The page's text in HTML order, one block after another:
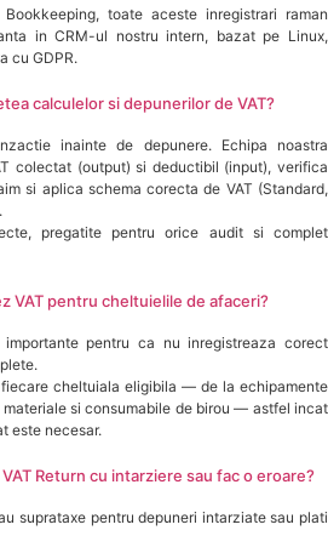
toate aceste inregistrari raman
in CRM-ul nostru intern, bazat pe Linux,
cu GDPR.
calculelor si depunerilor de VAT?
inainte de depunere. Echipa noastra
colectat (output) si deductibil (input), verifica
si aplica schema corecta de VAT (Standard,
pregatite pentru orice audit si complet
VAT pentru cheltuielile de afaceri?
pentru ca nu inregistreaza corect
cheltuiala eligibila — de la echipamente
si consumabile de birou — astfel incat
este necesar.
Return cu intarziere sau fac o eroare?
suprataxe pentru depuneri intarziate sau plati